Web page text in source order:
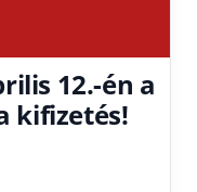
12.-én a
kifizetés!